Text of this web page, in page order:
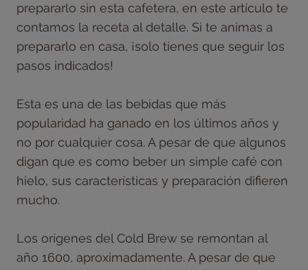
prepararlo sin esta cafetera, en este artículo te
contamos la receta al detalle. Si te animas a
prepararlo en casa, ¡solo tienes que seguir los
pasos indicados!
Esta es una de las bebidas que más
popularidad ha ganado en los últimos años y
no por cualquier cosa. A pesar de que algunos
digan que es como beber un simple café con
hielo, sus características y preparación difieren
mucho.
Los orígenes del Cold Brew se remontan al
año 1600, aproximadamente. A pesar de que